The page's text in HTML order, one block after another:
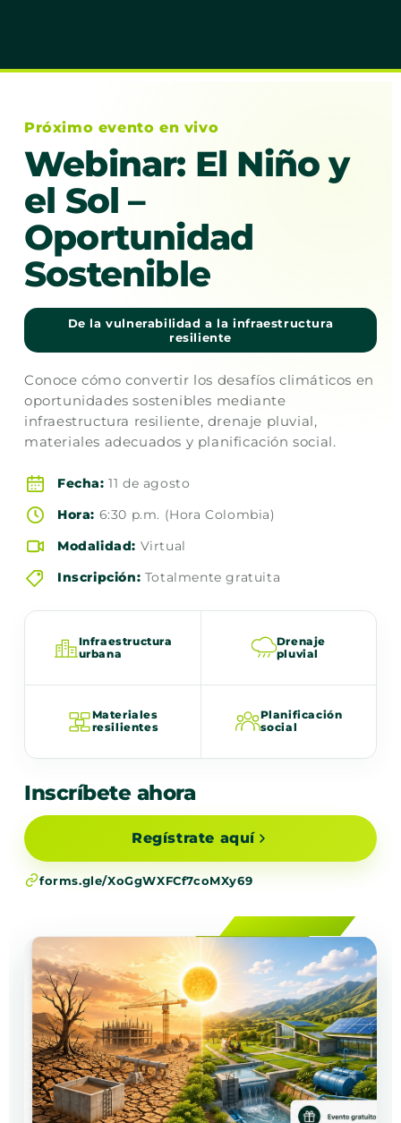
Próximo evento en vivo
Webinar: El Niño y
el Sol –
Oportunidad
Sostenible
De la vulnerabilidad a la infraestructura
resiliente
Conoce cómo convertir los desafíos climáticos en
oportunidades sostenibles mediante
infraestructura resiliente, drenaje pluvial,
materiales adecuados y planificación social.
Fecha: 11 de agosto
Hora: 6:30 p.m. (Hora Colombia)
Modalidad: Virtual
Inscripción: Totalmente gratuita
Infraestructura
urbana
Drenaje
pluvial
Materiales
resilientes
Planificación
social
Inscríbete ahora
Regístrate aquí
forms.gle/XoGgWXFCf7coMXy69